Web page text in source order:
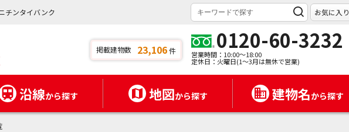
チンタイバンク お気に入り
掲載建物数 23,106件 0120-60-3232
営業時間：10:00～18:00
定休日：火曜日(1～3月は無休で営業)
沿線から探す 地図から探す 建物名から探す